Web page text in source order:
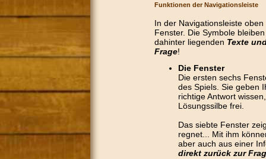
Funktionen der Navigationsleiste
In der Navigationsleiste
Fenster. Die Symbole
dahinter liegenden Texte
Frage!
Die Fenster
Die ersten sechs
des Spiels. Sie geben
richtige Antwort
Lösungssilbe frei.
Das siebte Fenster
regnet... Mit ihm
aber auch aus einer
direkt zurück zur